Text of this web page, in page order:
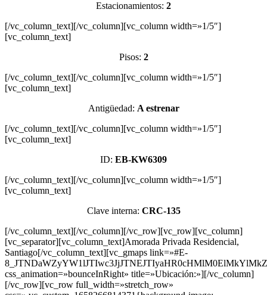
Estacionamientos: 2
[/vc_column_text][/vc_column][vc_column width=»1/5″]
[vc_column_text]
Pisos: 2
[/vc_column_text][/vc_column][vc_column width=»1/5″]
[vc_column_text]
Antigüedad: A estrenar
[/vc_column_text][/vc_column][vc_column width=»1/5″]
[vc_column_text]
ID: EB-KW6309
[/vc_column_text][/vc_column][vc_column width=»1/5″]
[vc_column_text]
Clave interna: CRC-135
[/vc_column_text][/vc_column][/vc_row][vc_row][vc_column]
[vc_separator][vc_column_text]Amorada Privada Residencial,
Santiago[/vc_column_text][vc_gmaps link=»#E-
css_animation=»bounceInRight» title=»Ubicación:»][/vc_column]
[/vc_row][vc_row full_width=»stretch_row»